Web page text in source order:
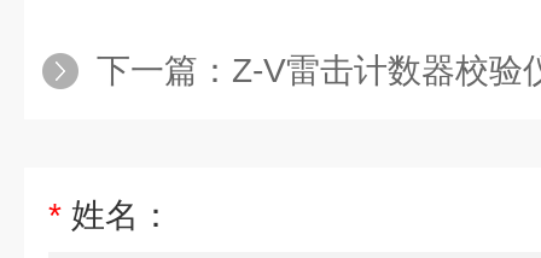
下一篇： Z-V雷击计数器校验
* 姓名：